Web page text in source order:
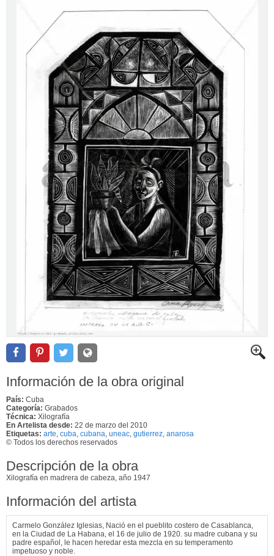
Información de la obra original
País: Cuba
Categoría: Grabados
Técnica: Xilografía
En Artelista desde: 22 de marzo del 2010
Etiquetas: arte cuba cubana uneac gutierrez anarosa
© Todos los derechos reservados
Descripción de la obra
Xilografía en madrera de cabeza, año 1947
Información del artista
Carmelo González Iglesias, Nació en el pueblito costero de Casablanca,
en la Ciudad de La Habana, el 16 de julio de 1920. su madre cubana y su
padre español, le hacen heredar esta mezcla en su temperamento
impetuoso y noble.